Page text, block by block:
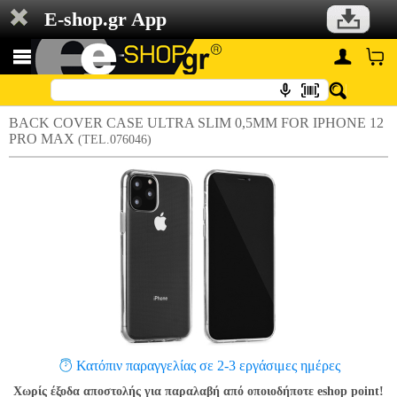
E-shop.gr App
BACK COVER CASE ULTRA SLIM 0,5MM FOR IPHONE 12
PRO MAX (TEL.076046)
Κατόπιν παραγγελίας σε 2-3 εργάσιμες ημέρες
Χωρίς έξοδα αποστολής για παραλαβή από οποιοδήποτε eshop point!